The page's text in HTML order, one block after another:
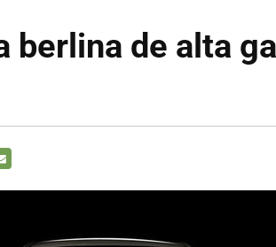
berlina de alta